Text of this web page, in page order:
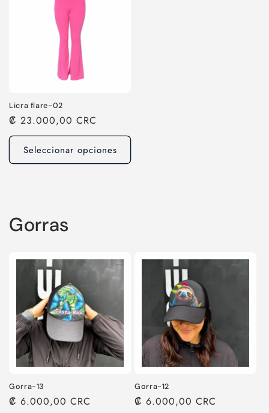
Licra flare-02
Precio
habitual
₡ 23.000,00 CRC
Seleccionar opciones
Gorras
Gorra-13
Precio
₡ 6.000,00 CRC
Gorra-12
Precio
₡ 6.000,00 CRC